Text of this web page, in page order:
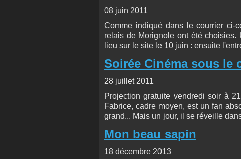
08 juin 2011
Comme indiqué dans le courrier ci-
relais de Morignole ont été
lieu sur le site le 10 juin : ensuite
Soirée Cinéma sous le
28 juillet 2011
Projection gratuite vendredi soir à
Fabrice, cadre moyen, est un fan
grand... Mais un jour, il se réveille
Mon beau sapin
18 décembre 2013